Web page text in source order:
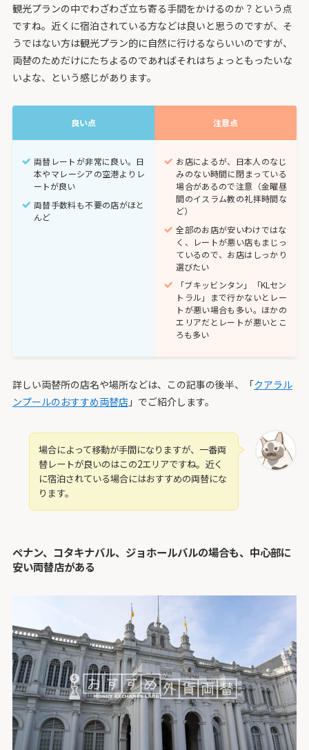
観光プランの中でわざわざ立ち寄る手間をかけるのか？という点
ですね。近くに宿泊されている方などは良いと思うのですが、そ
うではない方は観光プラン的に自然に行けるならいいのですが、
両替のためだけにたちよるのであればそれはちょっともったいな
いよな、という感じがあります。
良い点 注意点
両替レートが非常に良い。日
本やマレーシアの空港よりレ
ートが良い
両替手数料も不要の店がほと
んど
お店によるが、日本人のなじ
みのない時間に閉まっている
場合があるので注意（金曜昼
間のイスラム教の礼拝時間な
ど）
全部のお店が安いわけではな
く、レートが悪い店もまじっ
ているので、お店はしっかり
選びたい
「ブキッビンタン」「KLセン
トラル」まで行かないとレー
トが悪い場合も多い。ほかの
エリアだとレートが悪いとこ
ろも多い
詳しい両替所の店名や場所などは、この記事の後半、「クアラル
ンプールのおすすめ両替店」でご紹介します。
場合によって移動が手間になりますが、一番両
替レートが良いのはこの2エリアですね。近く
に宿泊されている場合にはおすすめの両替にな
ります。
ペナン、コタキナバル、ジョホールバルの場合も、中心部に
安い両替店がある